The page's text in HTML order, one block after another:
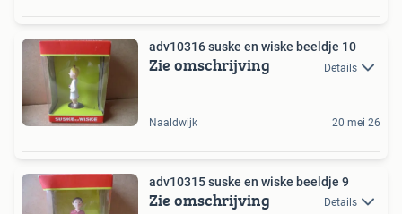
adv10316 suske en wiske beeldje 10
Zie omschrijving Details
Naaldwijk 20 mei 26
adv10315 suske en wiske beeldje 9
Zie omschrijving Details